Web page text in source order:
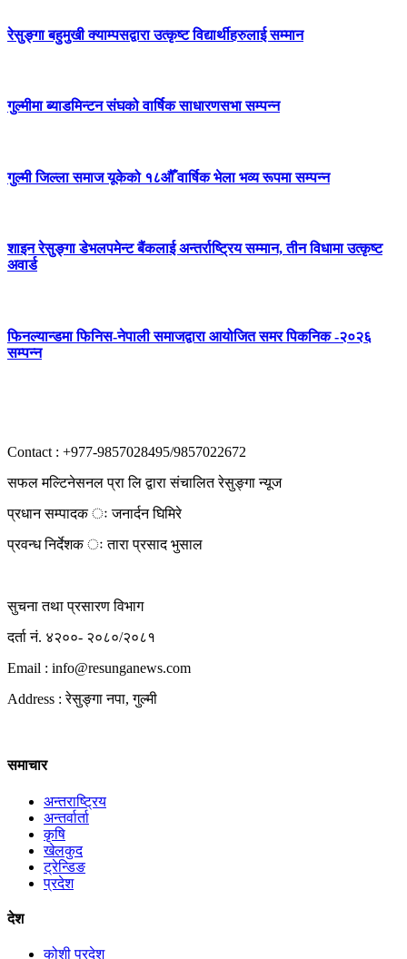
रेसुङ्गा बहुमुखी क्याम्पसद्वारा उत्कृष्ट विद्यार्थीहरुलाई सम्मान
गुल्मीमा ब्याडमिन्टन संघको वार्षिक साधारणसभा सम्पन्न
गुल्मी जिल्ला समाज यूकेको १८औँ वार्षिक भेला भव्य रूपमा सम्पन्न
शाइन रेसुङ्गा डेभलपमेन्ट बैंकलाई अन्तर्राष्ट्रिय सम्मान, तीन विधामा उत्कृष्ट
अवार्ड
फिनल्यान्डमा फिनिस-नेपाली समाजद्वारा आयोजित समर पिकनिक -२०२६
सम्पन्न
Contact : +977-9857028495/9857022672
सफल मल्टिनेसनल प्रा लि द्वारा संचालित रेसुङ्गा न्यूज
प्रधान सम्पादक ः जनार्दन घिमिरे
प्रवन्ध निर्देशक ः तारा प्रसाद भुसाल
सुचना तथा प्रसारण विभाग
दर्ता नं. ४२००- २०८०/२०८१
Email : info@resunganews.com
Address : रेसुङ्गा नपा, गुल्मी
समाचार
अन्तराष्ट्रिय
अन्तर्वार्ता
कृषि
खेलकुद
ट्रेन्डिङ
प्रदेश
देश
कोशी प्रदेश